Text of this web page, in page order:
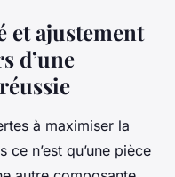
et ajustement
d’une
à maximiser la
n’est qu’une pièce